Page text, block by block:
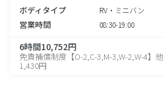
ボディタイプ RV・ミニバン
営業時間 08:30-19:00
6時間10,752円
免責補償制度【O-2,C-3,M-3,W-2,W-4】他
1,430円